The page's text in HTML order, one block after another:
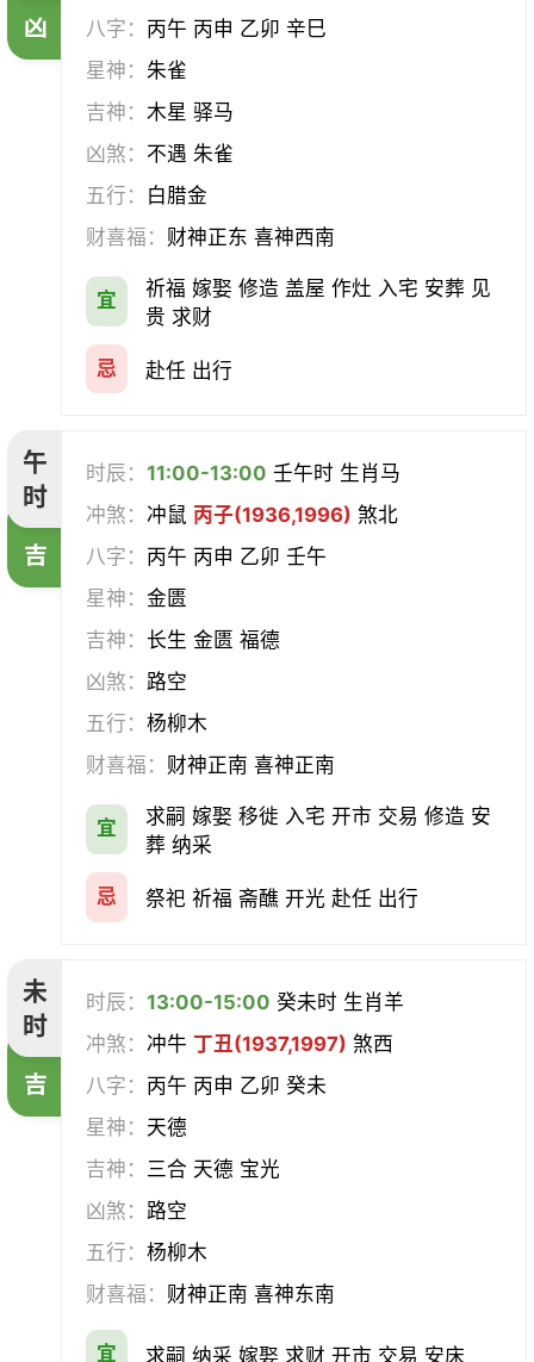
凶
八字： 丙午 丙申 乙卯 辛巳
星神： 朱雀
吉神：木星 驿马
凶煞： 不遇 朱雀
五行： 白腊金
财喜福： 财神正东 喜神西南
宜
祈福 嫁娶 修造 盖屋 作灶 入宅 安葬 见
贵 求财
忌 赴任 出行
午
时
吉
时辰：11:00-13:00 壬午时 生肖马
冲煞：冲鼠 丙子(1936,1996) 煞北
八字： 丙午 丙申 乙卯 壬午
星神：金匮
吉神： 长生 金匮 福德
凶煞：路空
五行：杨柳木
财喜福： 财神正南 喜神正南
宜
求嗣 嫁娶 移徙 入宅 开市 交易 修造 安
葬 纳采
忌 祭祀 祈福 斋醮 开光 赴任 出行
未
时
吉
时辰：13:00-15:00 癸未时 生肖羊
冲煞：冲牛 丁丑(1937,1997) 煞西
八字： 丙午 丙申 乙卯 癸未
星神： 天德
吉神： 三合 天德 宝光
凶煞： 路空
五行：杨柳木
财喜福： 财神正南 喜神东南
宜 求嗣 纳采 嫁娶 求财 开市 交易 安床